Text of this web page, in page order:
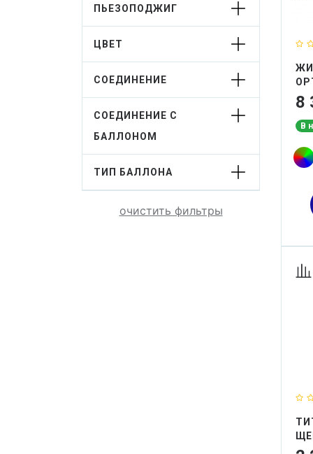
ПЬЕЗОПОДЖИГ
ЦВЕТ
СОЕДИНЕНИЕ
СОЕДИНЕНИЕ С
БАЛЛОНОМ
ТИП БАЛЛОНА
очистить фильтры
8
В